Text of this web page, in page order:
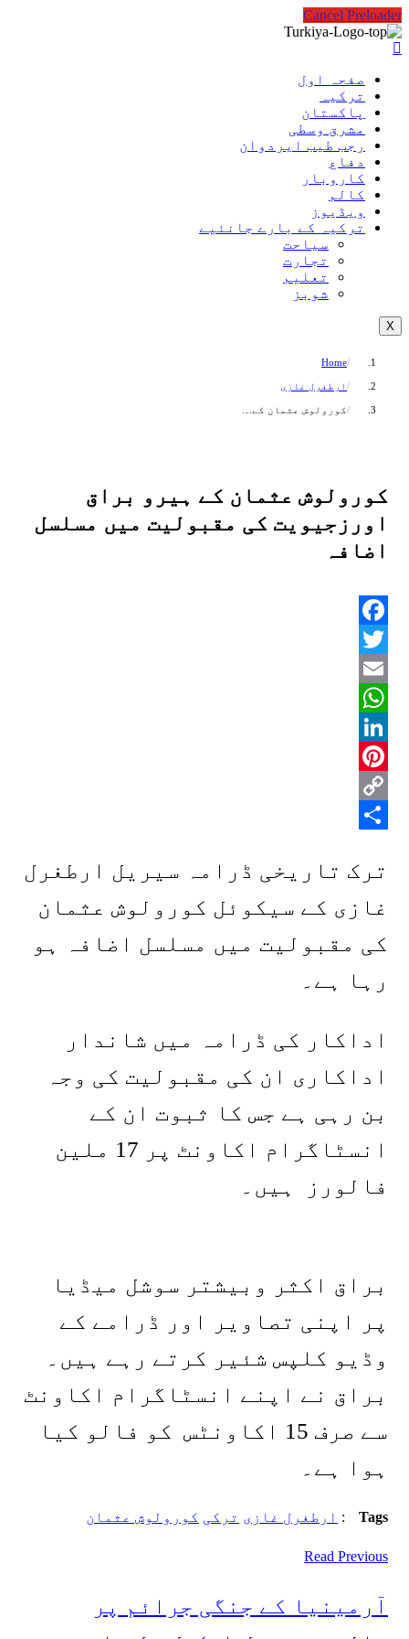
Cancel Preloader
صفحہ اول
ترکیہ
پاکستان
مشرق وسطی
رجب طیب ایردوان
دفاع
کاروبار
کالم
ویڈیوز
ترکیہ کے بارے جانئیے
سیاحت
تجارت
تعلیم
شوبز
X
Home
ارطغرل غازی
کورولوش عثمان کے…
کورولوش عثمان کے ہیرو براق
اورزجیویت کی مقبولیت میں مسلسل
اضافہ
Facebook
Twitter
Email
WhatsApp
LinkedIn
Pinterest
Copy
ترک تاریخی ڈرامہ سیریل ارطغرل
غازی کے سیکوئل کورولوش عثمان
کی مقبولیت میں مسلسل اضافہ ہو
رہا ہے۔
اداکار کی ڈرامہ میں شاندار
اداکاری ان کی مقبولیت کی وجہ
بن رہی ہے جس کا ثبوت ان کے
انسٹاگرام اکاونٹ پر 17 ملین
فالورز ہیں۔
براق اکثر وبیشتر سوشل میڈیا
پر اپنی تصاویر اور ڈرامے کے
وڈیو کلپس شئیر کرتے رہے ہیں۔
براق نے اپنے انسٹاگرام اکاونٹ
سے صرف 15 اکاونٹس کو فالو کیا
ہوا ہے۔
Tags ارطغرل غازی ترکی کورولوش عثمان
Read Previous
آرمینیا کے جنگی جرائم پر